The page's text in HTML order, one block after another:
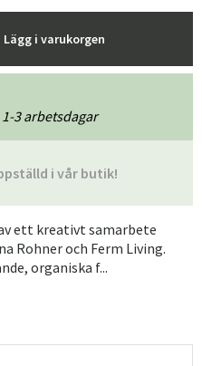
Lägg i varukorgen
i vår butik!
3 arbetsdagar
ett kreativt samarbete
Rohner och Ferm Living.
organiska f...